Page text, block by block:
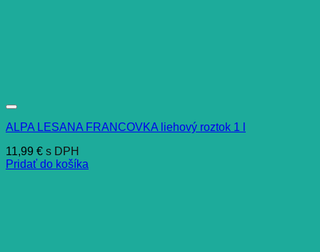
ALPA LESANA FRANCOVKA liehový roztok 1 l
11,99 € s DPH
Pridať do košíka